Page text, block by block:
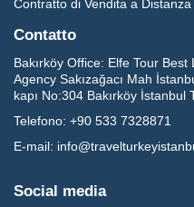
Contratto di Vendita a Distanza
Contatto
Bakırköy Office: Elfe Tour Best
Agency Sakızağacı Mah
kapı No:304 Bakırköy İstanbul
Telefono: +90 533 7328871
E-mail:
Social media